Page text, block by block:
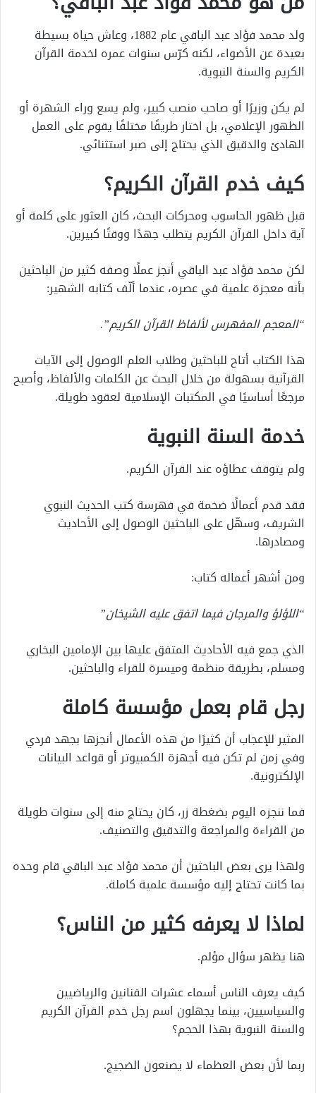
ولد محمد فؤاد عبد الباقي عام 1882، وعاش حياة بسيطة
بعيدة عن الأضواء، لكنه كرّس سنوات عمره لخدمة القرآن
الكريم والسنة النبوية.
لم يكن وزيرًا أو صاحب منصب كبير، ولم يسع وراء الشهرة أو
الظهور الإعلامي، بل اختار طريقًا مختلفًا يقوم على العمل
الهادئ والدقيق الذي يحتاج إلى صبر استثنائي.
كيف خدم القرآن الكريم؟
قبل ظهور الحاسوب ومحركات البحث، كان العثور على كلمة أو
آية داخل القرآن الكريم يتطلب جهدًا ووقتًا كبيرين.
لكن محمد فؤاد عبد الباقي أنجز عملًا وصفه كثير من الباحثين
بأنه معجزة علمية في عصره، عندما ألّف كتابه الشهير:
“المعجم المفهرس لألفاظ القرآن الكريم”.
هذا الكتاب أتاح للباحثين وطلاب العلم الوصول إلى الآيات
القرآنية بسهولة من خلال البحث عن الكلمات والألفاظ، وأصبح
مرجعًا أساسيًا في المكتبات الإسلامية لعقود طويلة.
خدمة السنة النبوية
ولم يتوقف عطاؤه عند القرآن الكريم.
فقد قدم أعمالًا ضخمة في فهرسة كتب الحديث النبوي
الشريف، وسهّل على الباحثين الوصول إلى الأحاديث
ومصادرها.
ومن أشهر أعماله كتاب:
“اللؤلؤ والمرجان فيما اتفق عليه الشيخان”
الذي جمع فيه الأحاديث المتفق عليها بين الإمامين البخاري
ومسلم، بطريقة منظمة وميسرة للقراء والباحثين.
رجل قام بعمل مؤسسة كاملة
المثير للإعجاب أن كثيرًا من هذه الأعمال أنجزها بجهد فردي
وفي زمن لم تكن فيه أجهزة الكمبيوتر أو قواعد البيانات
الإلكترونية.
فما ننجزه اليوم بضغطة زر، كان يحتاج منه إلى سنوات طويلة
من القراءة والمراجعة والتدقيق والتصنيف.
ولهذا يرى بعض الباحثين أن محمد فؤاد عبد الباقي قام وحده
بما كانت تحتاج إليه مؤسسة علمية كاملة.
لماذا لا يعرفه كثير من الناس؟
هنا يظهر سؤال مؤلم.
كيف يعرف الناس أسماء عشرات الفنانين والرياضيين
والسياسيين، بينما يجهلون اسم رجل خدم القرآن الكريم
والسنة النبوية بهذا الحجم؟
ربما لأن بعض العظماء لا يصنعون الضجيج.